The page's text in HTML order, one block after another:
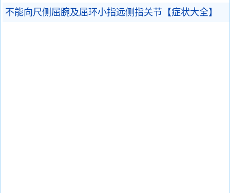
不能向尺侧屈腕及屈环小指远侧指关节【症状大全】